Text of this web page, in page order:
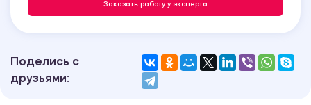
Заказать работу у эксперта
Поделись с
друзьями: